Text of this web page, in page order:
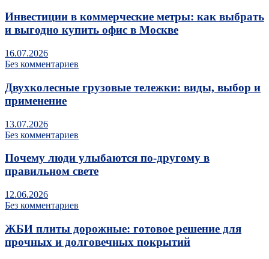
Инвестиции в коммерческие метры: как выбрать
и выгодно купить офис в Москве
16.07.2026
Без комментариев
Двухколесные грузовые тележки: виды, выбор и
применение
13.07.2026
Без комментариев
Почему люди улыбаются по‑другому в
правильном свете
12.06.2026
Без комментариев
ЖБИ плиты дорожные: готовое решение для
прочных и долговечных покрытий